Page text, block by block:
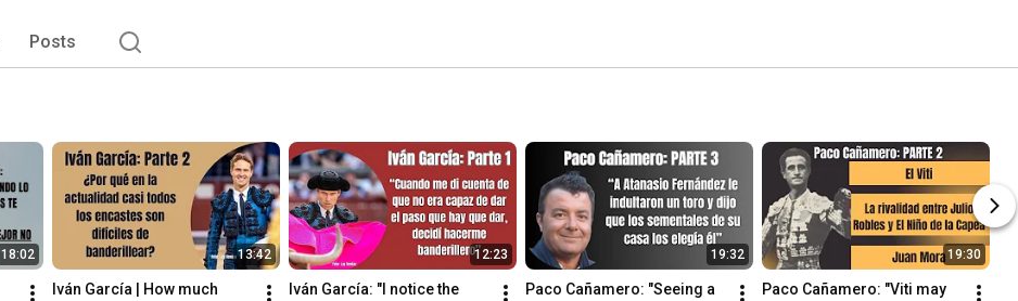
Posts
18:02 13:42
Iván García | How much
12:23
Iván García: "I notice the
19:32
Paco Cañamero: "Seeing a
19:30
Paco Cañamero: "Viti may